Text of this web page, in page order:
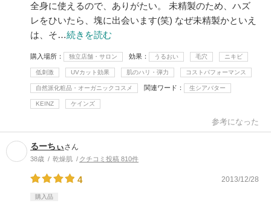
全身に使えるので、ありがたい。 未精製のため、ハズ
レをひいたら、塊に出会います(笑) なぜ未精製かといえ
は、そ…続きを読む
購入場所 独立店舗・サロン 効果 うるおい 毛穴 ニキビ
低刺激 UVカット効果 肌のハリ・弾力 コストパフォーマンス
自然派化粧品・オーガニックコスメ 関連ワード 生シアバター
KEINZ ケインズ
参考になった
るーちぃさん
38歳 乾燥肌 クチコミ投稿 810件
4 2013/12/28
購入品